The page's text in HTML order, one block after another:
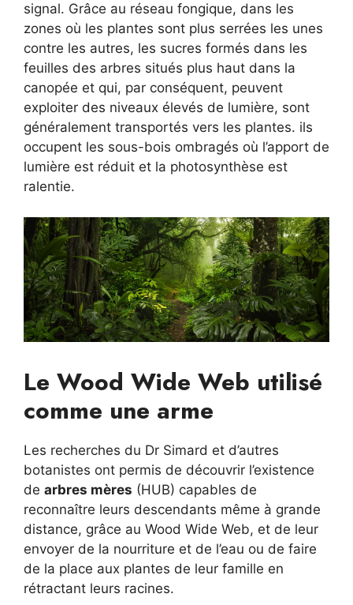
signal. Grâce au réseau fongique, dans les
zones où les plantes sont plus serrées les unes
contre les autres, les sucres formés dans les
feuilles des arbres situés plus haut dans la
canopée et qui, par conséquent, peuvent
exploiter des niveaux élevés de lumière, sont
généralement transportés vers les plantes. ils
occupent les sous-bois ombragés où l’apport de
lumière est réduit et la photosynthèse est
ralentie.
Le Wood Wide Web utilisé
comme une arme
Les recherches du Dr Simard et d’autres
botanistes ont permis de découvrir l’existence
de arbres mères (HUB) capables de
reconnaître leurs descendants même à grande
distance, grâce au Wood Wide Web, et de leur
envoyer de la nourriture et de l’eau ou de faire
de la place aux plantes de leur famille en
rétractant leurs racines.